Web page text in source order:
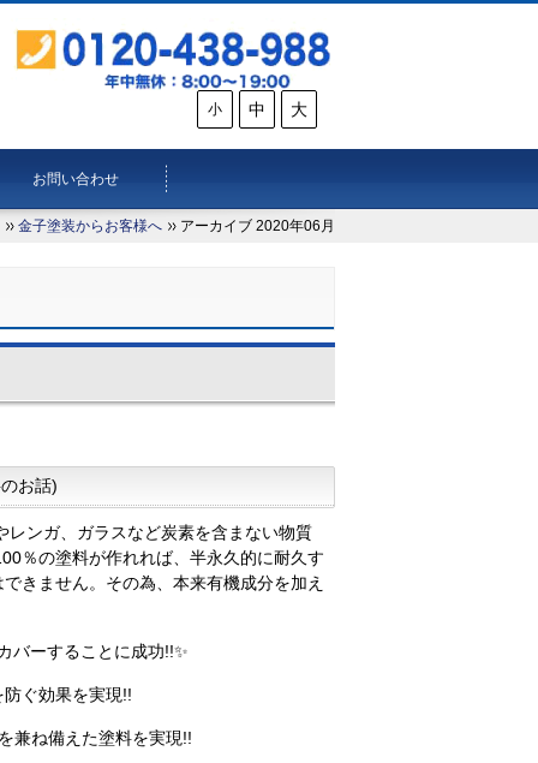
小 中 大
お問い合わせ
金子塗装からお客様へ アーカイブ 2020年06月
お話)
ンガ、ガラスなど炭素を含まない物質
％の塗料が作れれば、半永久的に耐久す
きません。その為、本来有機成分を加え
バーすることに成功!!✨
ぐ効果を実現!!
兼ね備えた塗料を実現!!